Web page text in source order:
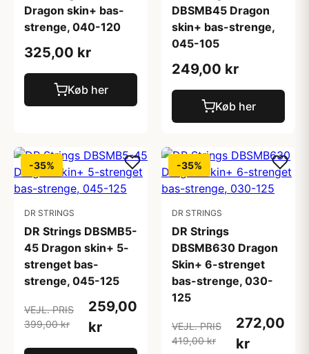
Dragon skin+ bas-
strenge, 040-120
325,00 kr
Køb her
DBSMB45 Dragon
skin+ bas-strenge,
045-105
249,00 kr
Køb her
-35%
DR STRINGS
DR Strings DBSMB5-
45 Dragon skin+ 5-
strenget bas-
strenge, 045-125
VEJL. PRIS
399,00 kr
259,00
kr
-35%
DR STRINGS
DR Strings
DBSMB630 Dragon
Skin+ 6-strenget
bas-strenge, 030-
125
VEJL. PRIS
419,00 kr
272,00
kr